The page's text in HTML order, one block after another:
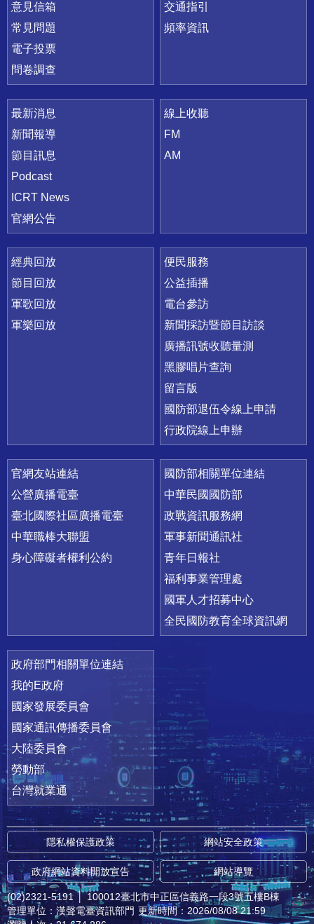
意見信箱
常見問題
電子投票
問卷調查
交通指引
頻率資訊
最新消息
新聞報導
節目訊息
Podcast
ICRT News
官網公告
線上收聽
FM
AM
經典回放
節目回放
軍歌回放
軍樂回放
便民服務
公益插播
電台參訪
新聞採訪暨節目訪談
廣播訊號收聽量測
黑膠唱片查詢
留言版
國防部退伍令線上申請
行政院線上申辦
官網友站連結
公營廣播電臺
臺北國際社區廣播電臺
中華職棒大聯盟
身心障礙者權利公約
國防部相關單位連結
中華民國國防部
政戰資訊服務網
軍事新聞通訊社
青年日報社
福利事業管理處
國軍人才招募中心
全民國防教育全球資訊網
政府部門相關單位連結
我的E政府
國家發展委員會
國家通訊傳播委員會
大陸委員會
勞動部
台灣就業通
隱私權保護政策 網站安全政策
政府網站資料開放宣告 網站導覽
(02)2321-5191 │ 100012臺北市中正區信義路一段3號五樓B棟
管理單位：漢聲電臺資訊部門 更新時間：2026/08/08 21:59